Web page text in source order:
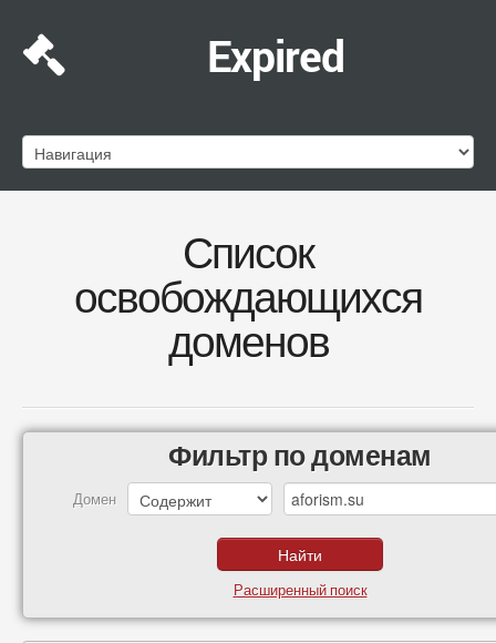
Expired
Список
освобождающихся
доменов
Фильтр по доменам
Домен
Расширенный поиск